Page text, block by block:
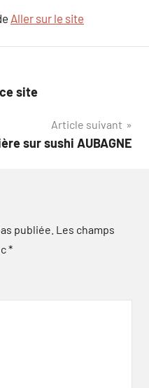
Aller sur le site
site
Article suivant
sur sushi AUBAGNE
publiée. Les champs
*